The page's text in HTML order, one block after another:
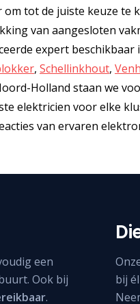
tot de juiste keuze te
van aangesloten
expert beschikbaar
, Schellinkhout,
Holland staan we
elektricien voor elke
van ervaren
een
Ook bij
.
bij